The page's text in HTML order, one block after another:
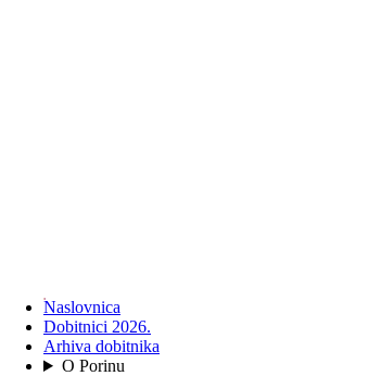
Naslovnica
Dobitnici 2026.
Arhiva dobitnika
O Porinu